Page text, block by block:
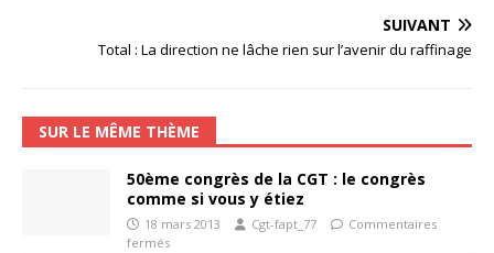
SUIVANT
Total : La direction ne lâche rien sur l’avenir du raffinage
SUR LE MÊME THÈME
50ème congrès de la CGT : le congrès
comme si vous y étiez
18 mars 2013 Cgt-fapt_77
Commentaires
fermés